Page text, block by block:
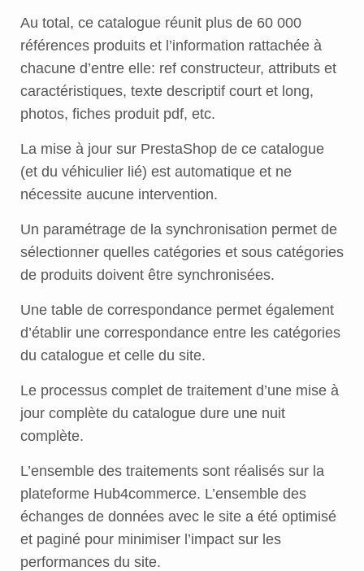
Au total, ce catalogue réunit plus de 60 000
références produits et l’information rattachée à
chacune d’entre elle: ref constructeur, attributs et
caractéristiques, texte descriptif court et long,
photos, fiches produit pdf, etc.
La mise à jour sur PrestaShop de ce catalogue
(et du véhiculier lié) est automatique et ne
nécessite aucune intervention.
Un paramétrage de la synchronisation permet de
sélectionner quelles catégories et sous catégories
de produits doivent être synchronisées.
Une table de correspondance permet également
d’établir une correspondance entre les catégories
du catalogue et celle du site.
Le processus complet de traitement d’une mise à
jour complète du catalogue dure une nuit
complète.
L’ensemble des traitements sont réalisés sur la
plateforme Hub4commerce. L’ensemble des
échanges de données avec le site a été optimisé
et paginé pour minimiser l’impact sur les
performances du site.